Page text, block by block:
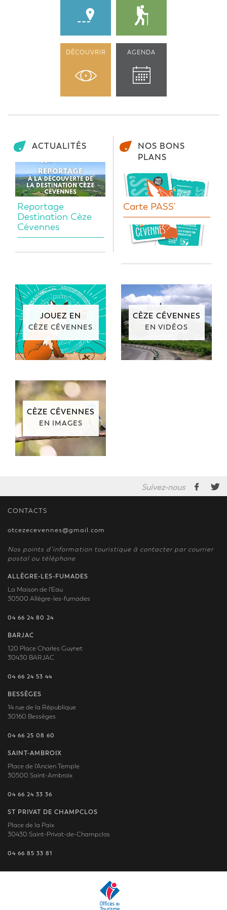
DÉCOUVRIR AGENDA
ACTUALITÉS
Reportage
Destination Cèze
Cévennes
NOS BONS
PLANS
Carte PASS'
JOUEZ EN
CÈZE CÉVENNES
CÈZE CÉVENNES
EN VIDÉOS
CÈZE CÉVENNES
EN IMAGES
Suivez-nous
CONTACTS
otcezecevennes@gmail.com
Nos points d’information touristique à contacter par courrier
postal ou téléphone
ALLÈGRE-LES-FUMADES
La Maison de l'Eau
30500 Allègre-les-fumades
04 66 24 80 24
BARJAC
120 Place Charles Guynet
30430 BARJAC
04 66 24 53 44
BESSÈGES
14 rue de la République
30160 Bessèges
04 66 25 08 60
SAINT-AMBROIX
Place de l'Ancien Temple
30500 Saint-Ambroix
04 66 24 33 36
ST PRIVAT DE CHAMPCLOS
Place de la Paix
30430 Saint-Privat-de-Champclos
04 66 85 33 81